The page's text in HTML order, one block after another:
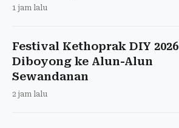
1 jam lalu
Festival Kethoprak DIY 2026
Diboyong ke Alun-Alun
Sewandanan
2 jam lalu